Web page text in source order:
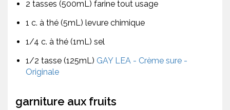
2 tasses (500mL) farine tout usage
1 c. à thé (5mL) levure chimique
1/4 c. à thé (1mL) sel
1/2 tasse (125mL) GAY LEA - Crème sure -
Originale
garniture aux fruits